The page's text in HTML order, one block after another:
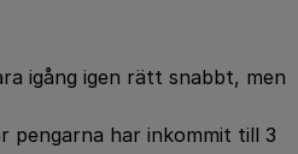
igång igen rätt snabbt, men
pengarna har inkommit till 3